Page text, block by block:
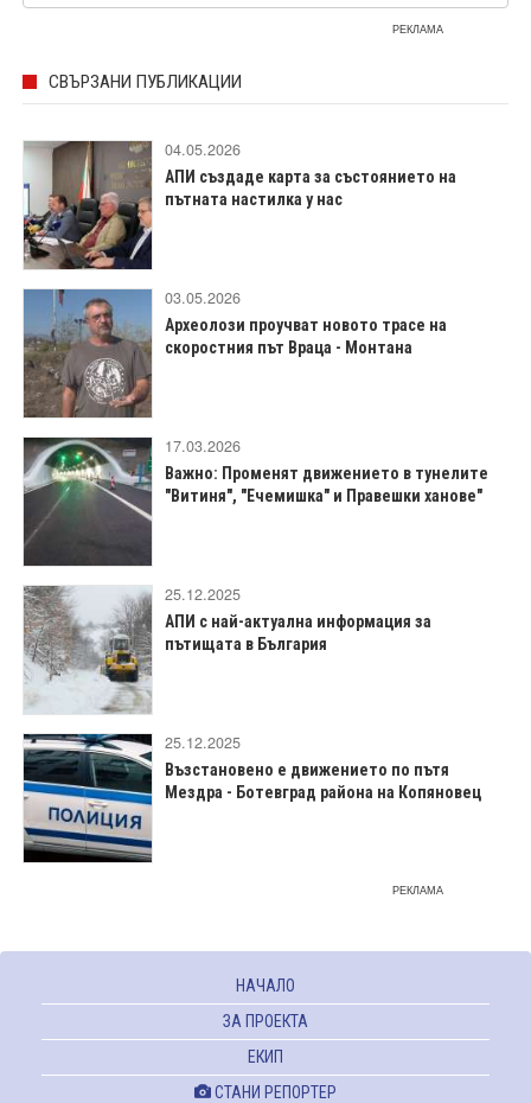
РЕКЛАМА
СВЪРЗАНИ ПУБЛИКАЦИИ
04.05.2026
АПИ създаде карта за състоянието на
пътната настилка у нас
03.05.2026
Археолози проучват новото трасе на
скоростния път Враца - Монтана
17.03.2026
Важно: Променят движението в тунелите
"Витиня", "Ечемишка" и Правешки ханове"
25.12.2025
АПИ с най-актуална информация за
пътищата в България
25.12.2025
Възстановено е движението по пътя
Мездра - Ботевград района на Копяновец
РЕКЛАМА
НАЧАЛО
ЗА ПРОЕКТА
ЕКИП
СТАНИ РЕПОРТЕР